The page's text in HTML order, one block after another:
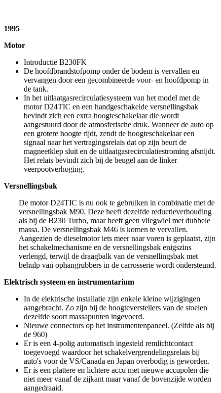
1995
Motor
Introductie B230FK
De hoofdbrandstofpomp onder de bodem is vervallen en
vervangen door een gecombineerde voor- en hoofdpomp in
de tank.
In het uitlaatgasrecirculatiesysteem van het model met de
motor D24TIC en een handgeschakelde versnellingsbak
bevindt zich een extra hoogteschakelaar die wordt
aangestuurd door de atmosferische druk. Wanneer de auto op
een grotere hoogte rijdt, zendt de hoogteschakelaar een
signaal naar het vertragingsrelais dat op zijn beurt de
magneetklep sluit en de uitlaatgasrecirculatiestroming afsnijdt.
Het relais bevindt zich bij de beugel aan de linker
veerpootverhoging.
Versnellingsbak
De motor D24TIC is nu ook te gebruiken in combinatie met de
versnellingsbak M90. Deze heeft dezelfde reductieverhouding
als bij de B230 Turbo, maar heeft geen vliegwiel met dubbele
massa. De versnellingsbak M46 is komen te vervallen.
Aangezien de dieselmotor iets meer naar voren is geplaatst, zijn
het schakelmechanisme en de versnellingsbak enigszins
verlengd, terwijl de draagbalk van de versnellingsbak met
behulp van ophangrubbers in de carrosserie wordt ondersteund.
Elektrisch systeem en instrumentarium
In de elektrische installatie zijn enkele kleine wijzigingen
aangebracht. Zo zijn bij de hoogteverstellers van de stoelen
dezelfde soort massapunten ingevoerd.
Nieuwe connectors op het instrumentenpaneel. (Zelfde als bij
de 960)
Er is een 4-polig automatisch ingesteld remlichtcontact
toegevoegd waardoor het schakelvergrendelingsrelais bij
auto's voor de VS/Canada en Japan overbodig is geworden.
Er is een plattere en lichtere accu met nieuwe accupolen die
niet meer vanaf de zijkant maar vanaf de bovenzijde worden
aangedraaid.